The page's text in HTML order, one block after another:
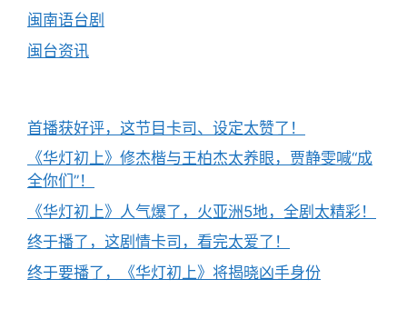
闽南语台剧
闽台资讯
首播获好评，这节目卡司、设定太赞了！
《华灯初上》修杰楷与王柏杰太养眼，贾静雯喊“成
全你们”！
《华灯初上》人气爆了，火亚洲5地，全剧太精彩！
终于播了，这剧情卡司，看完太爱了！
终于要播了，《华灯初上》将揭晓凶手身份